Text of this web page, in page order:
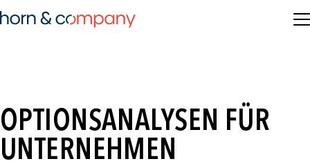
OPTIONSANALYSEN FÜR
UNTERNEHMEN